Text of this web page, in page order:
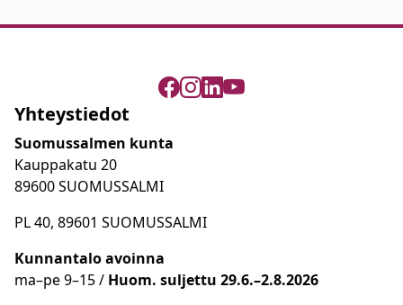
Yhteystiedot
Suomussalmen kunta
Kauppakatu 20
89600 SUOMUSSALMI
PL 40, 89601 SUOMUSSALMI
Kunnantalo avoinna
ma–pe 9–15 / Huom. suljettu 29.6.–2.8.2026